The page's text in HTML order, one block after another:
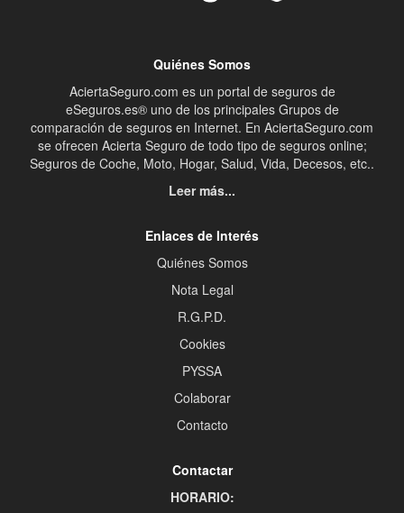
Quiénes Somos
AciertaSeguro.com es un portal de seguros de
eSeguros.es® uno de los principales Grupos de
comparación de seguros en Internet. En AciertaSeguro.com
se ofrecen Acierta Seguro de todo tipo de seguros online;
Seguros de Coche, Moto, Hogar, Salud, Vida, Decesos, etc..
Leer más...
Enlaces de Interés
Quiénes Somos
Nota Legal
R.G.P.D.
Cookies
PYSSA
Colaborar
Contacto
Contactar
HORARIO: